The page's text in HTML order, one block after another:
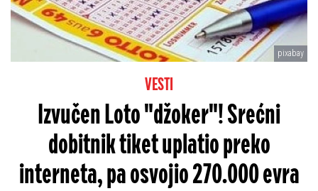
pixabay
VESTI
Izvučen Loto "džoker"! Srećni
dobitnik tiket uplatio preko
interneta, pa osvojio 270.000 evra